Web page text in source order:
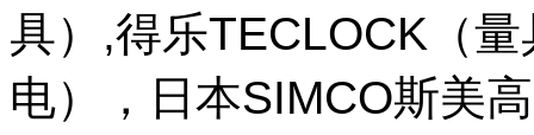
具）,得乐TECLOCK（
电），日本SIMCO斯美